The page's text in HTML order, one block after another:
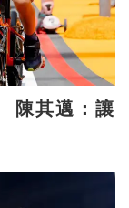
陳其邁：讓